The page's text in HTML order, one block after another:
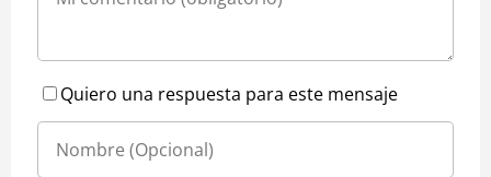
Quiero una respuesta para este mensaje